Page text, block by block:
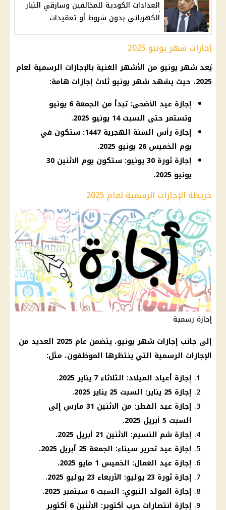
العدادات الكودية للمخالفين وسارقي التيار
الكهربائي بدون شروط أو تعقيدات
إجازات شهر يونيو 2025
يُعد شهر يونيو من الأشهر الغنية بالإجازات الرسمية لعام
2025، حيث يشهد شهر يونيو ثلاث إجازات هامة:
إجازة عيد الأضحى: تبدأ من الجمعة 6 يونيو
وتستمر حتى السبت 14 يونيو 2025.
إجازة رأس السنة الهجرية 1447: ستكون في
يوم الخميس 26 يونيو 2025.
إجازة ثورة 30 يونيو: ستكون يوم الاثنين 30
يونيو 2025.
خريطة الإجازات الرسمية لعام 2025
إجازة رسمية
إلى جانب إجازات شهر يونيو، يتضمن عام 2025 العديد من
الإجازات الرسمية التي ينتظرها الموظفون، مثل:
إجازة أعياد الميلاد: الثلاثاء 7 يناير 2025.
إجازة 25 يناير: السبت 25 يناير 2025.
إجازة عيد الفطر: من الاثنين 31 مارس إلى
السبت 5 أبريل 2025.
إجازة شم النسيم: الاثنين 21 أبريل 2025.
إجازة عيد تحرير سيناء: الجمعة 25 أبريل 2025.
إجازة عيد العمال: الخميس 1 مايو 2025.
إجازة ثورة 23 يوليو: الأربعاء 23 يوليو 2025.
إجازة المولد النبوي: السبت 6 سبتمبر 2025.
إجازة انتصارات حرب أكتوبر: الاثنين 6 أكتوبر